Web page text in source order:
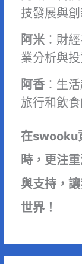
技發展與創
阿米：財
業分析與投
阿香：生
旅行和飲
在swooku
時，更注
與支持，
世界！